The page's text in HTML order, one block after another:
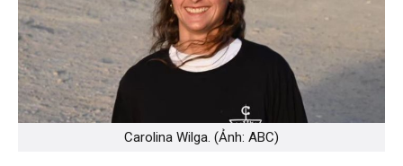
Carolina Wilga. (Ảnh: ABC)